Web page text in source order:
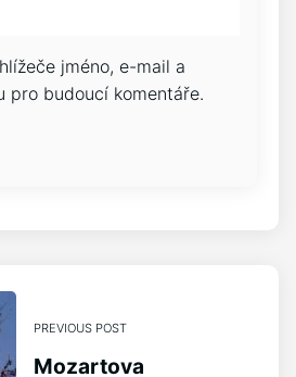
jméno, e-mail a
pro budoucí komentáře.
PREVIOUS POST
Mozartova